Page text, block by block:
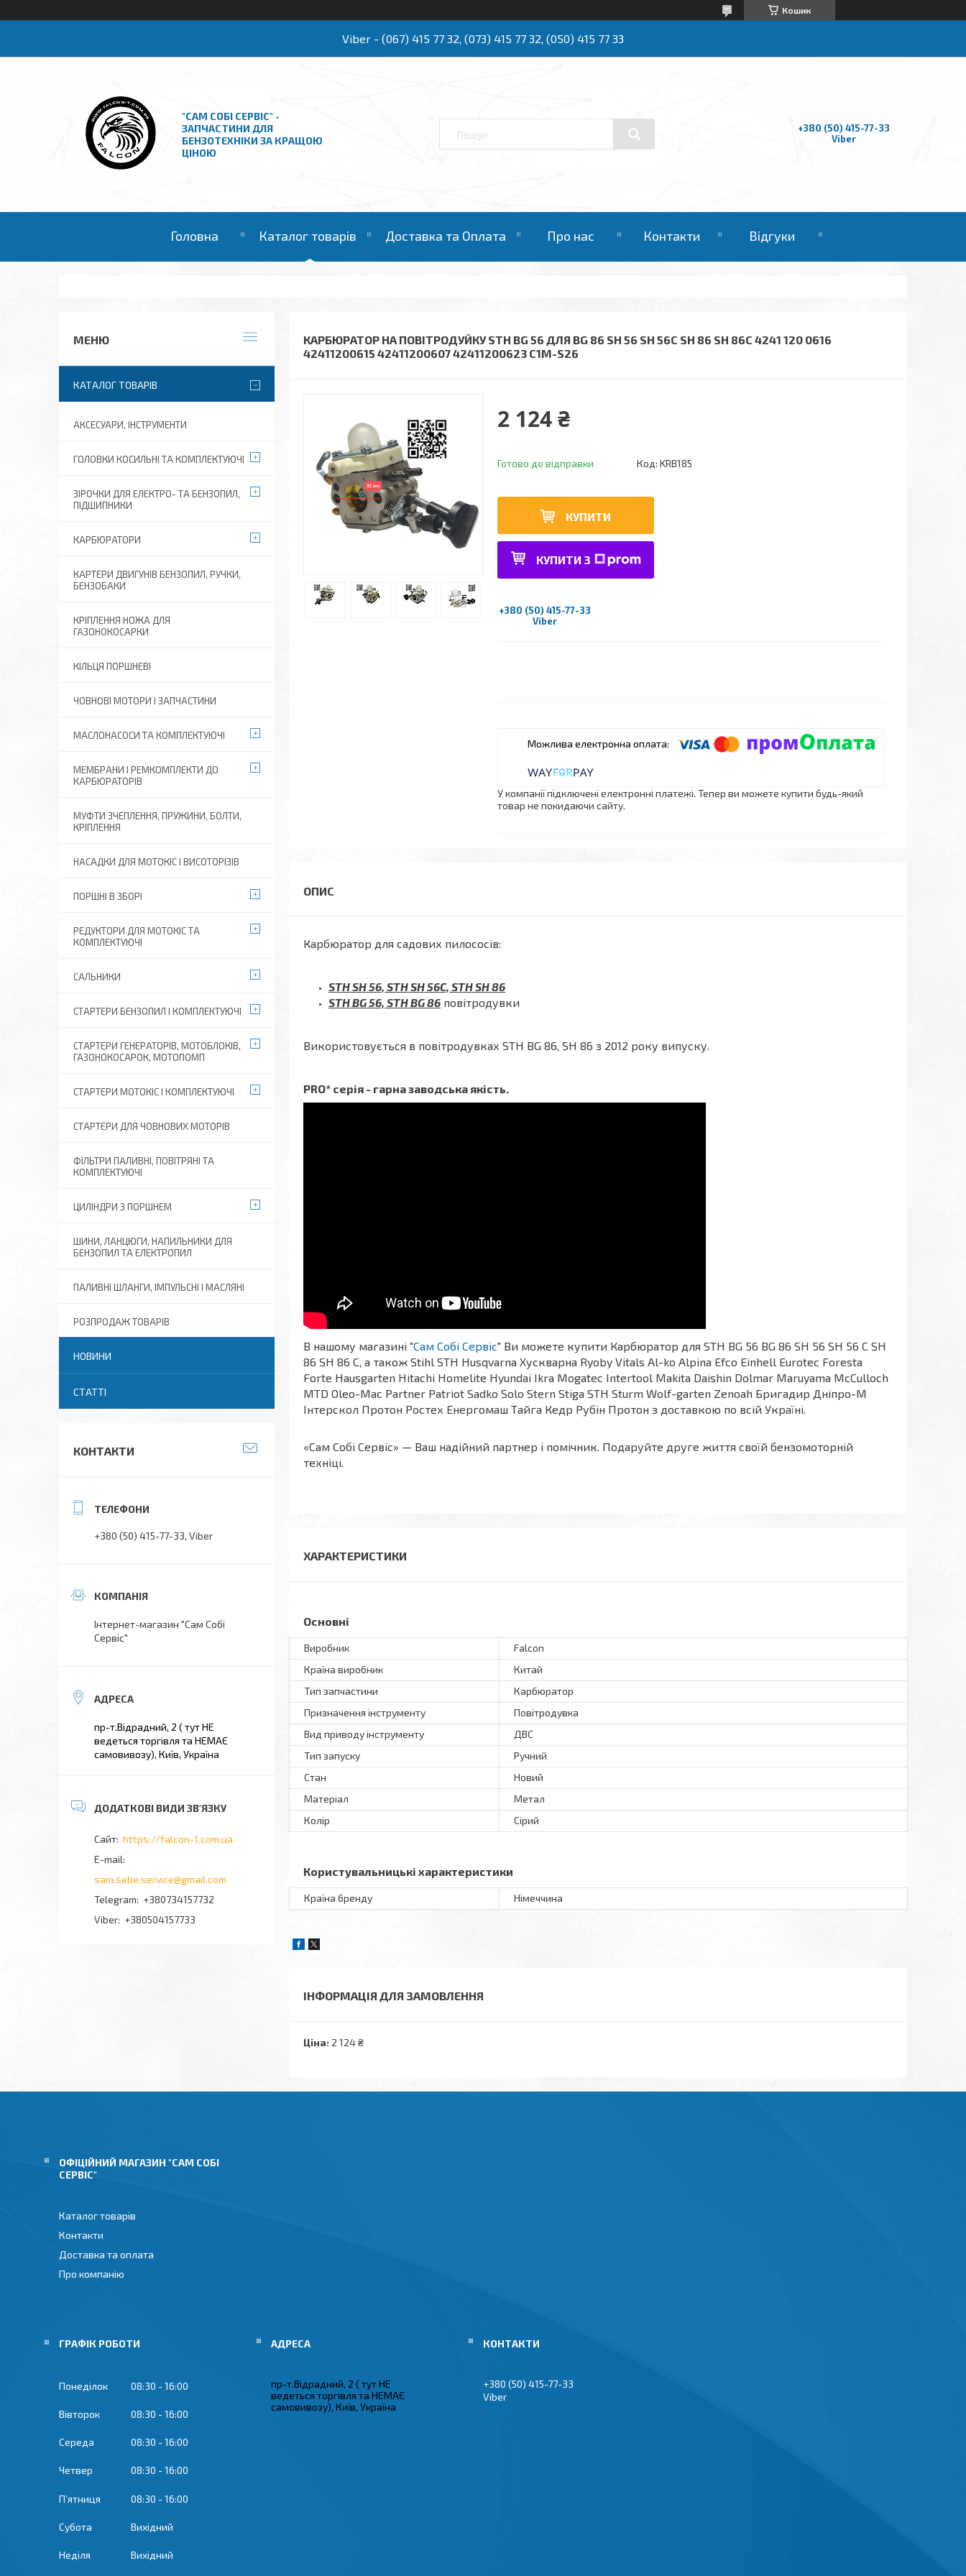
Кошик
Viber - (067) 415 77 32, (073) 415 77 32, (050) 415 77 33
"САМ СОБІ СЕРВІС" -
ЗАПЧАСТИНИ ДЛЯ
БЕНЗОТЕХНІКИ ЗА КРАЩОЮ
ЦІНОЮ
+380 (50) 415-77-33
Viber
Головна Каталог товарів Доставка та Оплата Про нас Контакти Відгуки
КАРБЮРАТОР НА ПОВІТРОДУЙКУ STH BG 56 ДЛЯ BG 86 SH 56 SH 56C SH 86 SH 86C 4241 120 0616
42411200615 42411200607 42411200623 C1M-S26
2 124 ₴
Готово до відправки Код: KRB185
КУПИТИ
КУПИТИ З
+380 (50) 415-77-33
Viber
У компанії підключені електронні платежі. Тепер ви можете купити будь-який
товар не покидаючи сайту.
Карбюратор для садових пилососів:
STH SH 56, STH SH 56C, STH SH 86
STH BG 56, STH BG 86 повітродувки
Використовується в повітродувках STH BG 86, SH 86 з 2012 року випуску.
PRO* серія - гарна заводська якість.
В нашому магазині "Сам Собі Сервіс" Ви можете купити Карбюратор для STH BG 56 BG 86 SH 56 SH 56 C SH
86 SH 86 C, а також Stihl STH Husqvarna Хускварна Ryoby Vitals Al-ko Alpina Efco Einhell Eurotec Foresta
Forte Hausgarten Hitachi Homelite Hyundai Ikra Mogatec Intertool Makita Daishin Dolmar Maruyama McCulloch
MTD Oleo-Mac Partner Patriot Sadko Solo Stern Stiga STH Sturm Wolf-garten Zenoah Бригадир Дніпро-М
Інтерскол Протон Ростех Енергомаш Тайга Кедр Рубін Протон з доставкою по всій Україні.
«Сам Собі Сервіс» — Ваш надійний партнер і помічник. Подаруйте друге життя своїй бензомоторній
техніці.
ХАРАКТЕРИСТИКИ
Основні
Виробник
Falcon
Країна виробник
Китай
Тип запчастини
Карбюратор
Призначення інструменту
Повітродувка
Вид приводу інструменту
ДВС
Тип запуску
Ручний
Стан
Новий
Матеріал
Метал
Колір
Сірий
Користувальницькі характеристики
Країна бренду Німеччина
ІНФОРМАЦІЯ ДЛЯ ЗАМОВЛЕННЯ
Ціна: 2 124 ₴
КАТАЛОГ ТОВАРІВ
АКСЕСУАРИ, ІНСТРУМЕНТИ
ГОЛОВКИ КОСИЛЬНІ ТА КОМПЛЕКТУЮЧІ
ЗІРОЧКИ ДЛЯ ЕЛЕКТРО- ТА БЕНЗОПИЛ,
ПІДШИПНИКИ
КАРБЮРАТОРИ
КАРТЕРИ ДВИГУНІВ БЕНЗОПИЛ, РУЧКИ,
БЕНЗОБАКИ
КРІПЛЕННЯ НОЖА ДЛЯ
ГАЗОНОКОСАРКИ
КІЛЬЦЯ ПОРШНЕВІ
ЧОВНОВІ МОТОРИ І ЗАПЧАСТИНИ
МАСЛОНАСОСИ ТА КОМПЛЕКТУЮЧІ
МЕМБРАНИ І РЕМКОМПЛЕКТИ ДО
КАРБЮРАТОРІВ
МУФТИ ЗЧЕПЛЕННЯ, ПРУЖИНИ, БОЛТИ,
КРІПЛЕННЯ
НАСАДКИ ДЛЯ МОТОКІС І ВИСОТОРІЗІВ
ПОРШНІ В ЗБОРІ
РЕДУКТОРИ ДЛЯ МОТОКІС ТА
КОМПЛЕКТУЮЧІ
САЛЬНИКИ
СТАРТЕРИ БЕНЗОПИЛ І КОМПЛЕКТУЮЧІ
СТАРТЕРИ ГЕНЕРАТОРІВ, МОТОБЛОКІВ,
ГАЗОНОКОСАРОК, МОТОПОМП
СТАРТЕРИ МОТОКІС І КОМПЛЕКТУЮЧІ
СТАРТЕРИ ДЛЯ ЧОВНОВИХ МОТОРІВ
ФІЛЬТРИ ПАЛИВНІ, ПОВІТРЯНІ ТА
КОМПЛЕКТУЮЧІ
ЦИЛІНДРИ З ПОРШНЕМ
ШИНИ, ЛАНЦЮГИ, НАПИЛЬНИКИ ДЛЯ
БЕНЗОПИЛ ТА ЕЛЕКТРОПИЛ
ПАЛИВНІ ШЛАНГИ, ІМПУЛЬСНІ І МАСЛЯНІ
РОЗПРОДАЖ ТОВАРІВ
НОВИНИ
СТАТТІ
КОНТАКТИ
+380 (50) 415-77-33 Viber
Інтернет-магазин "Сам Собі
Сервіс"
пр-т.Відрадний, 2 ( тут НЕ
ведеться торгівля та НЕМАЄ
самовивозу), Київ, Україна
https://falcon-1.com.ua
sam.sebe.service@gmail.com
+380734157732
+380504157733
ОФІЦІЙНИЙ МАГАЗИН "САМ СОБІ
СЕРВІС"
Каталог товарів
Контакти
Доставка та оплата
Про компанію
ГРАФІК РОБОТИ
Понеділок 08:30 16:00
Вівторок 08:30 16:00
Середа 08:30 16:00
Четвер 08:30 16:00
Пʼятниця 08:30 16:00
Субота Вихідний
Неділя Вихідний
пр-т.Відрадний, 2 ( тут НЕ
ведеться торгівля та НЕМАЄ
самовивозу), Київ, Україна
+380 (50) 415-77-33
Viber